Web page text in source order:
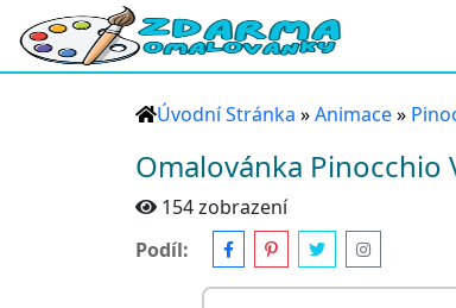
Úvodní Stránka »Animace»
Omalovánka
154 zobrazení
Podíl: